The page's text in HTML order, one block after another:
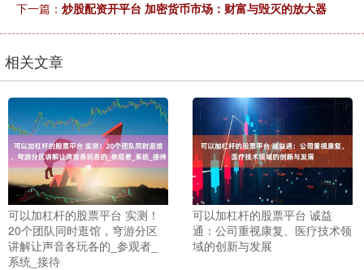
下一篇： 炒股配资开平台 加密货币市场：财富与毁灭的放大器
相关文章
可以加杠杆的股票平台 实测！
20个团队同时逛馆，穹游分区
讲解让声音各玩各的_参观者_
系统_接待
可以加杠杆的股票平台 诚益
通：公司重视康复、医疗技术领
域的创新与发展